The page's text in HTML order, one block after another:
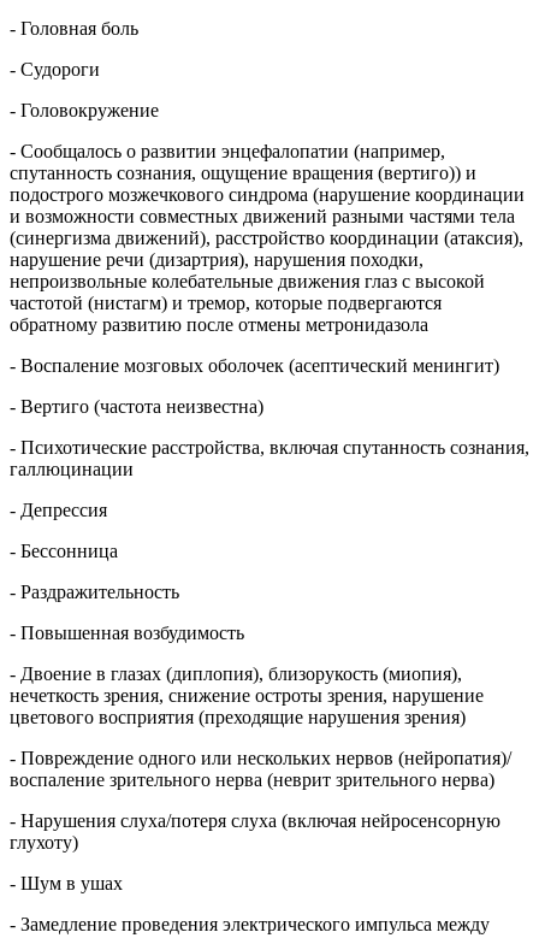
- Головная боль
- Судороги
- Головокружение
- Сообщалось о развитии энцефалопатии (например,
спутанность сознания, ощущение вращения (вертиго)) и
подострого мозжечкового синдрома (нарушение координации
и возможности совместных движений разными частями тела
(синергизма движений), расстройство координации (атаксия),
нарушение речи (дизартрия), нарушения походки,
непроизвольные колебательные движения глаз с высокой
частотой (нистагм) и тремор, которые подвергаются
обратному развитию после отмены метронидазола
- Воспаление мозговых оболочек (асептический менингит)
- Вертиго (частота неизвестна)
- Психотические расстройства, включая спутанность сознания,
галлюцинации
- Депрессия
- Бессонница
- Раздражительность
- Повышенная возбудимость
- Двоение в глазах (диплопия), близорукость (миопия),
нечеткость зрения, снижение остроты зрения, нарушение
цветового восприятия (преходящие нарушения зрения)
- Повреждение одного или нескольких нервов (нейропатия)/
воспаление зрительного нерва (неврит зрительного нерва)
- Нарушения слуха/потеря слуха (включая нейросенсорную
глухоту)
- Шум в ушах
- Замедление проведения электрического импульса между